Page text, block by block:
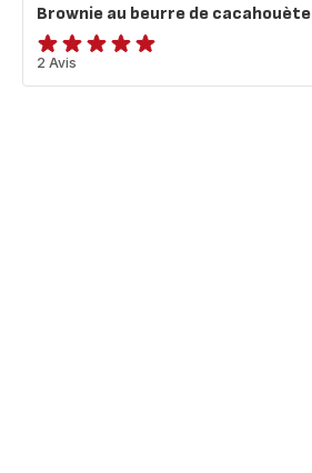
Brownie au beurre de cacahouète
Avis
5
2 Avis